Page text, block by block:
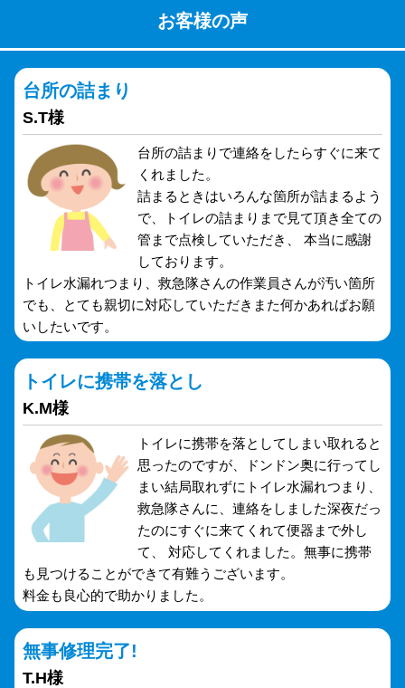
お客様の声
台所の詰まり
S.T様
台所の詰まりで連絡をしたらすぐに来て
くれました。
詰まるときはいろんな箇所が詰まるよう
で、トイレの詰まりまで見て頂き全ての
管まで点検していただき、 本当に感謝
しております。
トイレ水漏れつまり、救急隊さんの作業員さんが汚い箇所
でも、とても親切に対応していただきまた何かあればお願
いしたいです。
トイレに携帯を落とし
K.M様
トイレに携帯を落としてしまい取れると
思ったのですが、ドンドン奥に行ってし
まい結局取れずにトイレ水漏れつまり、
救急隊さんに、連絡をしました深夜だっ
たのにすぐに来てくれて便器まで外し
て、 対応してくれました。無事に携帯
も見つけることができて有難うございます。
料金も良心的で助かりました。
無事修理完了!
T.H様